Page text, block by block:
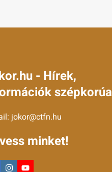
- Hírek,
jokor@ctfn.hu
minket!